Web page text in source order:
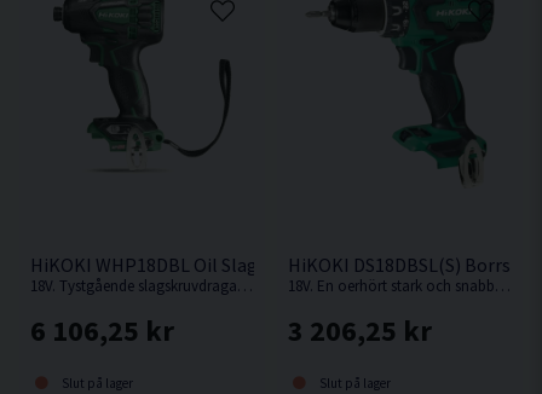
HiKOKI WHP18DBL Oil Slagskruvdragare 18V
18V. Tystgående slagskruvdragare med oljedämpning, perfekt i bullerkänsliga miljöer.
6 106,25 kr
Slut på lager
HiKOKI DS18DBSL(S)
18V. En oerhört stark och snabb kompakt borrskruvdragare från Hikoki.
3 206,25 kr
Slut på lager